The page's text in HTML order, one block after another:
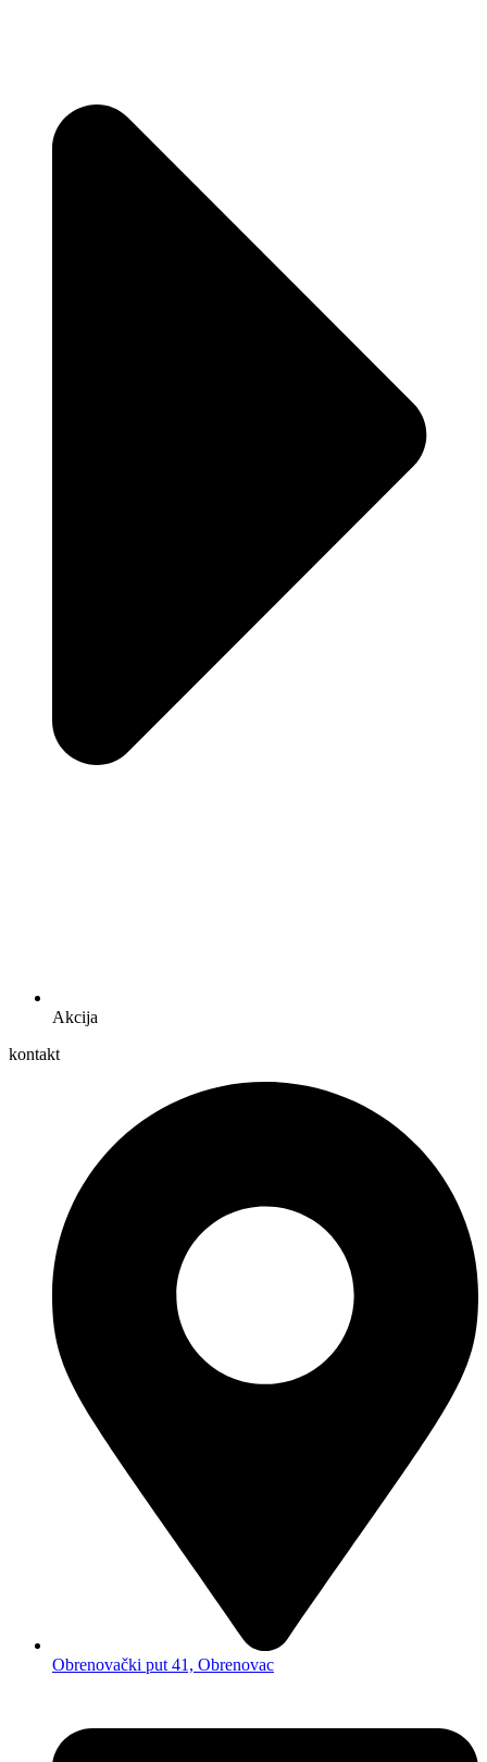
Akcija
kontakt
Obrenovački put 41, Obrenovac